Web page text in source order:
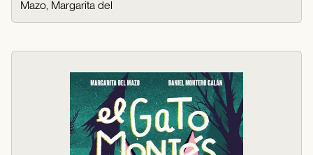
Mazo, Margarita del